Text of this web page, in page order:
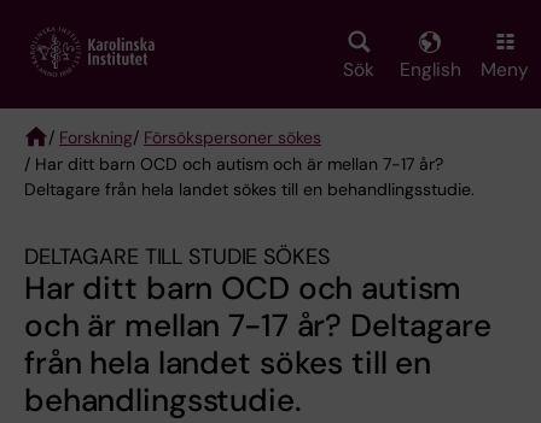
main
Sök English Meny
Breadcrumb
/ Forskning/ Försökspersoner sökes
/ Har ditt barn OCD och autism och är mellan 7-17 år?
Deltagare från hela landet sökes till en behandlingsstudie.
DELTAGARE TILL STUDIE SÖKES
Har ditt barn OCD och autism
och är mellan 7-17 år? Deltagare
från hela landet sökes till en
behandlingsstudie.